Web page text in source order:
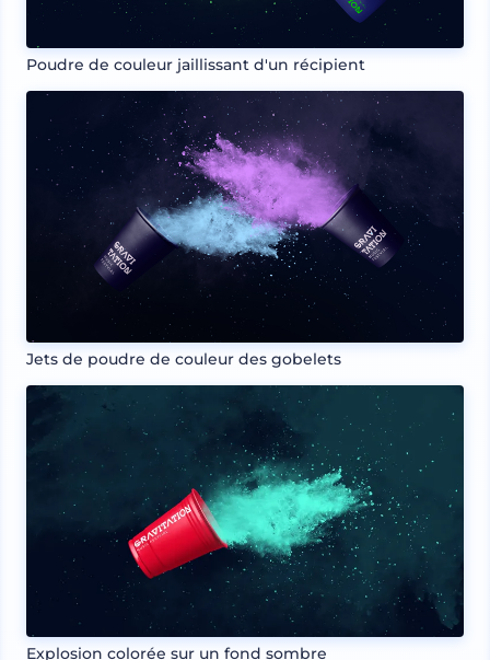
Poudre de couleur jaillissant d'un récipient
Jets de poudre de couleur des gobelets
Explosion colorée sur un fond sombre